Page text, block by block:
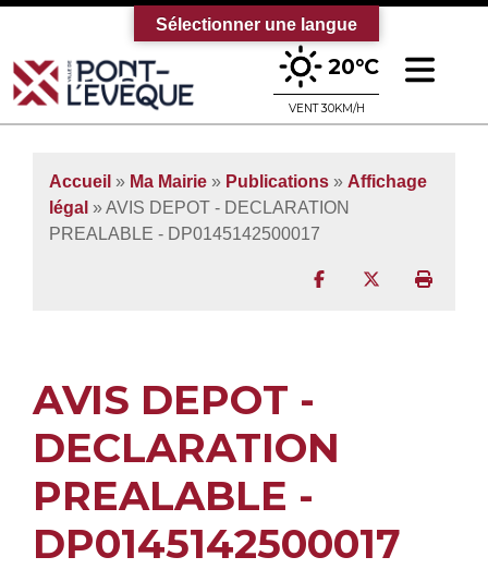
Bienvenue sur le site officiel de la
20°C
VENT 30KM/H
Accueil » Ma Mairie » Publications » Affichage
légal » AVIS DEPOT - DECLARATION
PREALABLE - DP0145142500017
Partager surPartager sur
AVIS DEPOT -
DECLARATION
PREALABLE -
DP0145142500017
Sélectionner une langue